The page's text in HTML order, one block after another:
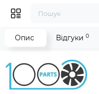
Опис Відгуки 0